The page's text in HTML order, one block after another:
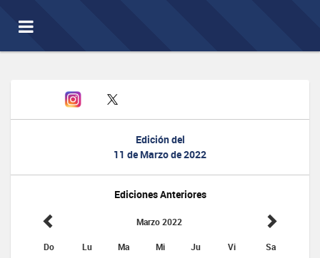
Toggle
navigation
Edición del
11 de Marzo de 2022
Ediciones Anteriores
Marzo 2022
Do Lu Ma Mi Ju Vi Sa